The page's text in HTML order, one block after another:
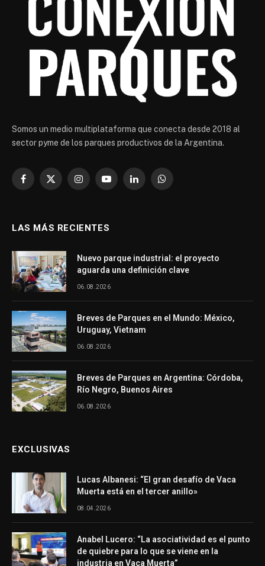
Somos un medio multiplataforma que conecta desde 2018 al
sector pyme de los parques productivos de la Argentina.
Facebook
X
InstagramYouTubeLinkedInWhatsApp
LAS MÁS RECIENTES
Nuevo parque industrial: el proyecto
aguarda una definición clave
06.08.2026
Breves de Parques en el Mundo: México,
Uruguay, Vietnam
06.08.2026
Breves de Parques en Argentina: Córdoba,
Río Negro, Buenos Aires
06.08.2026
EXCLUSIVAS
Lucas Albanesi: “El gran desafío de Vaca
Muerta está en el tercer anillo»
08.04.2026
Anabel Lucero: “La asociatividad es el punto
de quiebre para lo que se viene en la
industria en Vaca Muerta”